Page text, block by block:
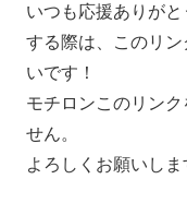
いつも応援ありが
する際は、このリ
いです！
モチロンこのリン
せん。
よろしくお願いし